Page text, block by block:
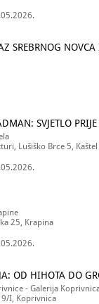
SREBRNOG NOVCA
SVJETLO
Lušiško Brce 5,
25, Krapina
OD HIHOTA DO
- Galerija
I, Koprivnica